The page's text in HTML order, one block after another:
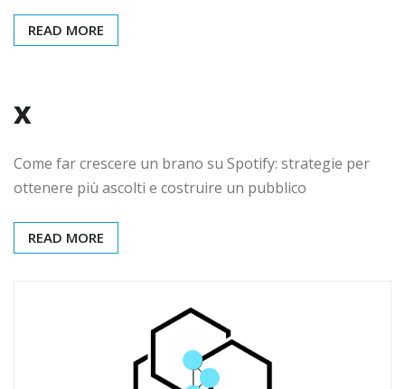
READ MORE
x
Come far crescere un brano su Spotify: strategie per
ottenere più ascolti e costruire un pubblico
READ MORE